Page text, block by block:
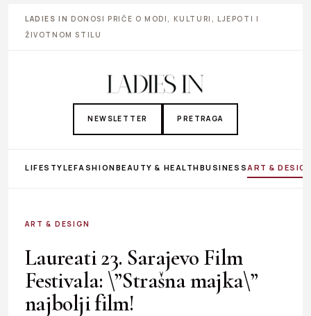
LADIES IN DONOSI PRIČE O MODI, KULTURI, LJEPOTI I
ŽIVOTNOM STILU
NEWSLETTER PRETRAGA
LIFESTYLEFASHIONBEAUTY & HEALTHBUSINESS ART &
ART & DESIGN
Laureati 23. Sarajevo Film
Festivala: \”Strašna majka\”
najbolji film!